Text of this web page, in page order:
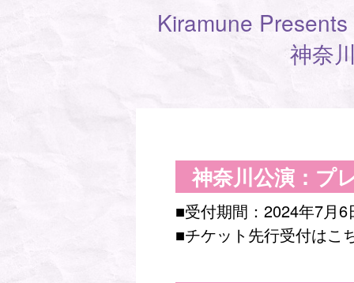
Kiramune
神奈
神奈川公演：プ
■受付期間：2024年7月
■チケット先行受付はこ